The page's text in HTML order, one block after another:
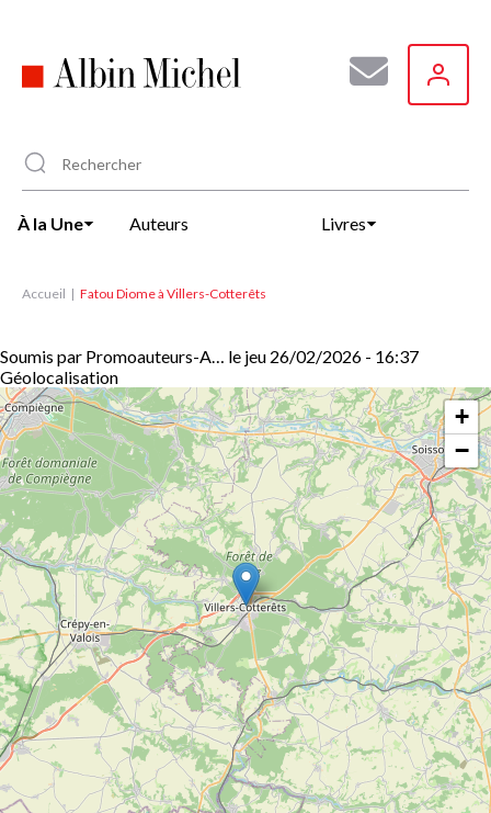
principal
À la Une Auteurs Livres
Accueil Fatou Diome à Villers-Cotterêts
Soumis par Promoauteurs-A… le jeu 26/02/2026 - 16:37
Géolocalisation
+
−